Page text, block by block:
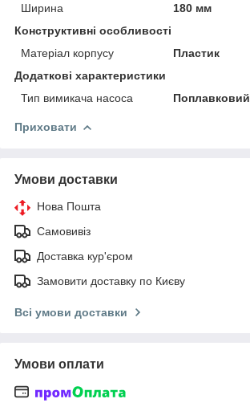
Ширина
180 мм
Конструктивні особливості
Матеріал корпусу
Пластик
Додаткові характеристики
Тип вимикача насоса
Поплавковий
Приховати
Умови доставки
Нова Пошта
Самовивіз
Доставка кур'єром
Замовити доставку по Києву
Всі умови доставки
Умови оплати